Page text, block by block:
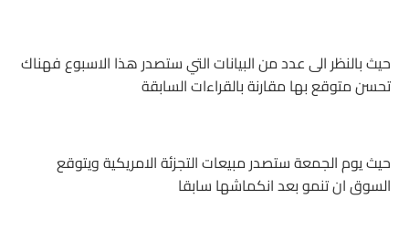
حيث بالنظر الى عدد من البيانات التي ستصدر هذا الاسبوع فهناك
تحسن متوقع بها مقارنة بالقراءات السابقة
حيث يوم الجمعة ستصدر مبيعات التجزئة الامريكية ويتوقع
السوق ان تنمو بعد انكماشها سابقا